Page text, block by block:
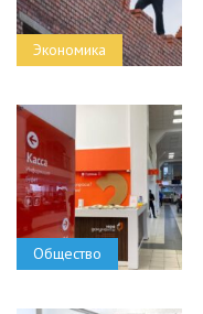
Экономика
Общество